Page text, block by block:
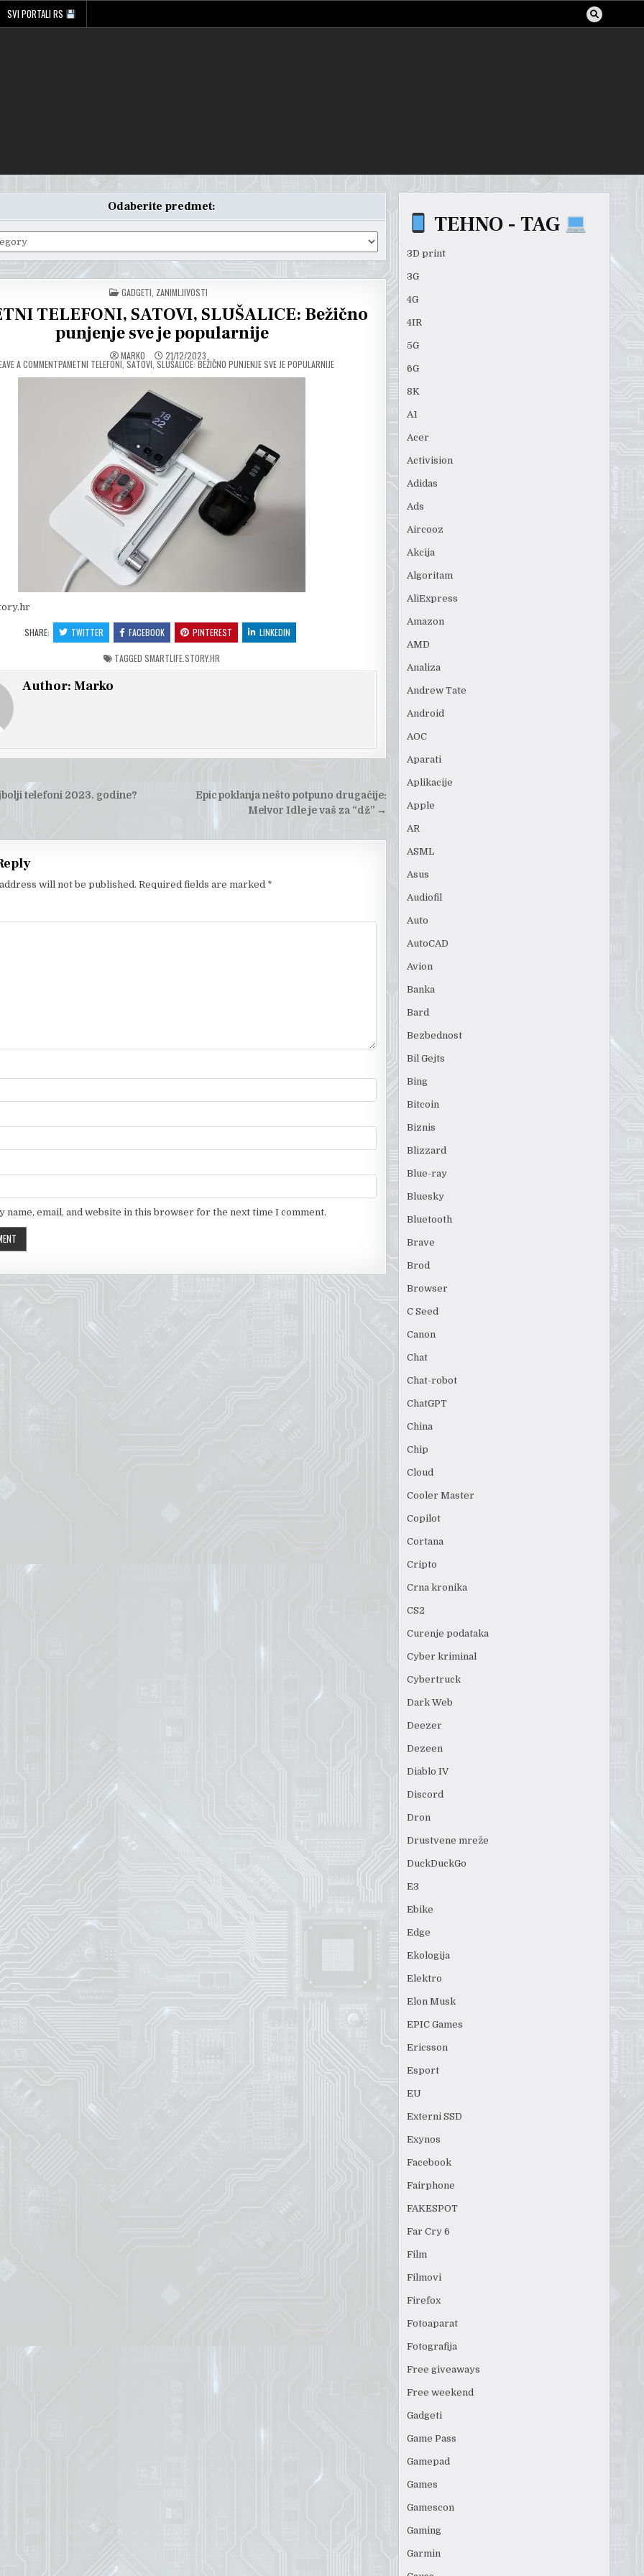
SVI PORTALI RS
Odaberite predmet:
POSTED
IN
GADGETI ZANIMLJIVOSTI
TELEFONI, SATOVI, SLUŠALICE: Bežično
punjenje sve je popularnije
MARKO 21/12/2023
A COMMENTON
PAMETNI TELEFONI, SATOVI, SLUŠALICE: BEŽIČNO PUNJENJE SVE JE POPULARNIJE
SHARE: TWITTER FACEBOOK PINTEREST LINKEDIN
TAGGEDSMARTLIFE.STORY.HR
Author: Marko
Epic poklanja nešto potpuno drugačije:
Melvor Idle je vaš za “dž”→
telefoni 2023. godine?
will not be published. Required fields are marked *
name, email, and website in this browser for the next time I comment.
TEHNO - TAG
3D print
3G
4G
4IR
5G
6G
8K
A1
Acer
Activision
Adidas
Ads
Aircooz
Akcija
Algoritam
AliExpress
Amazon
AMD
Analiza
Andrew Tate
Android
AOC
Aparati
Aplikacije
Apple
AR
ASML
Asus
Audiofil
Auto
AutoCAD
Avion
Banka
Bard
Bezbednost
Bil Gejts
Bing
Bitcoin
Biznis
Blizzard
Blue-ray
Bluesky
Bluetooth
Brave
Brod
Browser
C Seed
Canon
Chat
Chat-robot
ChatGPT
China
Chip
Cloud
Cooler Master
Copilot
Cortana
Cripto
Crna kronika
CS2
Curenje podataka
Cyber kriminal
Cybertruck
Dark Web
Deezer
Dezeen
Diablo IV
Discord
Dron
Drustvene mreže
DuckDuckGo
E3
Ebike
Edge
Ekologija
Elektro
Elon Musk
EPIC Games
Ericsson
Esport
EU
Externi SSD
Exynos
Facebook
Fairphone
FAKESPOT
Far Cry 6
Film
Filmovi
Firefox
Fotoaparat
Fotografija
Free giveaways
Free weekend
Gadgeti
Game Pass
Gamepad
Games
Gamescon
Gaming
Garmin